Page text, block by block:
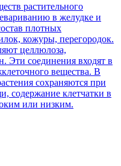
растительного
в желудке и
плотных
кожуры, перегородок.
целлюлоза,
Эти соединения входят в
вещества. В
сохраняются при
содержание клетчатки в
или низким.